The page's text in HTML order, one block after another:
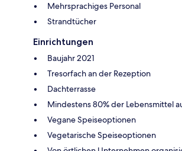
Mehrsprachiges Personal
Strandtücher
Einrichtungen
Baujahr 2021
Tresorfach an der Rezeption
Dachterrasse
Mindestens 80% der Lebensmittel
Vegane Speiseoptionen
Vegetarische Speiseoptionen